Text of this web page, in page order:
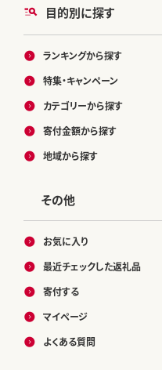
目的別に探す
ランキングから探す
特集・キャンペーン
カテゴリーから探す
寄付金額から探す
地域から探す
その他
お気に入り
最近チェックした返礼品
寄付する
マイページ
よくある質問